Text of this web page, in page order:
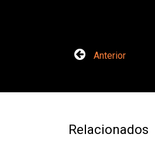
Anterior
Relacionados